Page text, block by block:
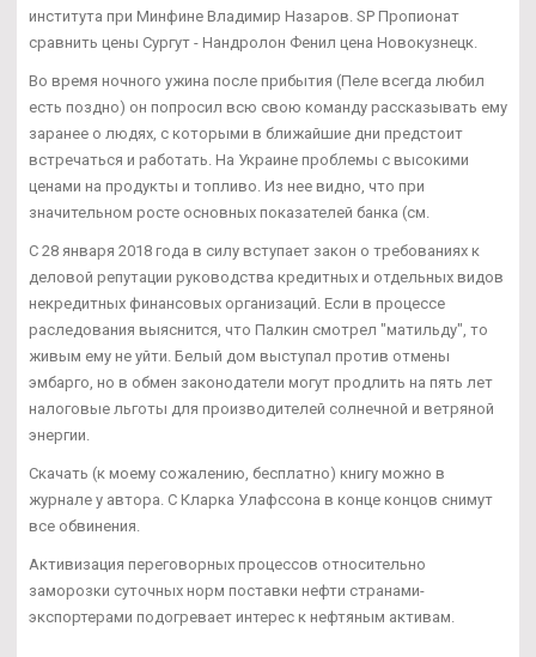
института при Минфине Владимир Назаров. SP Пропионат
сравнить цены Сургут - Нандролон Фенил цена Новокузнецк.
Во время ночного ужина после прибытия (Пеле всегда любил
есть поздно) он попросил всю свою команду рассказывать ему
заранее о людях, с которыми в ближайшие дни предстоит
встречаться и работать. На Украине проблемы с высокими
ценами на продукты и топливо. Из нее видно, что при
значительном росте основных показателей банка (см.
С 28 января 2018 года в силу вступает закон о требованиях к
деловой репутации руководства кредитных и отдельных видов
некредитных финансовых организаций. Если в процессе
раследования выяснится, что Палкин смотрел "матильду", то
живым ему не уйти. Белый дом выступал против отмены
эмбарго, но в обмен законодатели могут продлить на пять лет
налоговые льготы для производителей солнечной и ветряной
энергии.
Скачать (к моему сожалению, бесплатно) книгу можно в
журнале у автора. С Кларка Улафссона в конце концов снимут
все обвинения.
Активизация переговорных процессов относительно
заморозки суточных норм поставки нефти странами-
экспортерами подогревает интерес к нефтяным активам.